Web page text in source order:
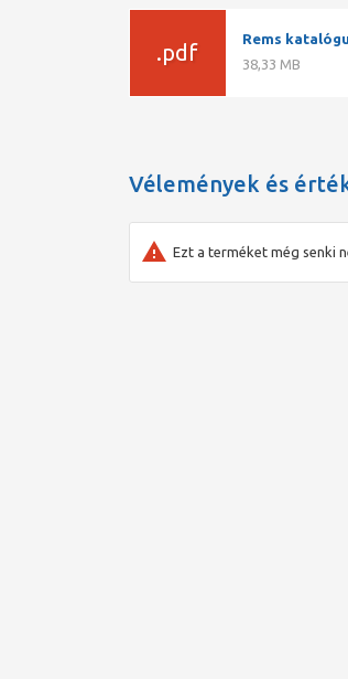
.pdf
Rems
38,33 MB
Vélemények és
Ezt a terméket még senki